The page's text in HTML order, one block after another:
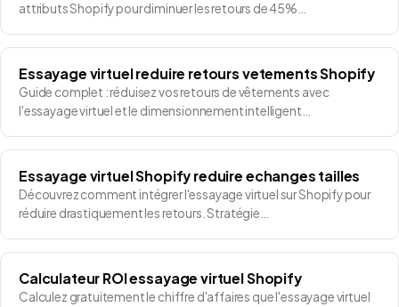
attributs Shopify pour diminuer les retours de 45%…
Essayage virtuel reduire retours vetements Shopify
Guide complet : réduisez vos retours de vêtements avec
l'essayage virtuel et le dimensionnement intelligent…
Essayage virtuel Shopify reduire echanges tailles
Découvrez comment intégrer l'essayage virtuel sur Shopify pour
réduire drastiquement les retours. Stratégie…
Calculateur ROI essayage virtuel Shopify
Calculez gratuitement le chiffre d'affaires que l'essayage virtuel